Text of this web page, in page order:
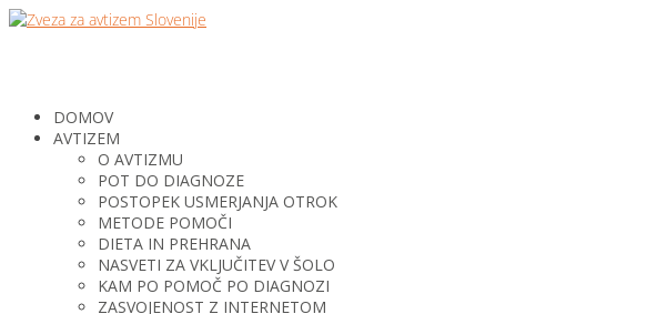
DOMOV
AVTIZEM
O AVTIZMU
POT DO DIAGNOZE
POSTOPEK USMERJANJA OTROK
METODE POMOČI
DIETA IN PREHRANA
NASVETI ZA VKLJUČITEV V ŠOLO
KAM PO POMOČ PO DIAGNOZI
ZASVOJENOST Z INTERNETOM